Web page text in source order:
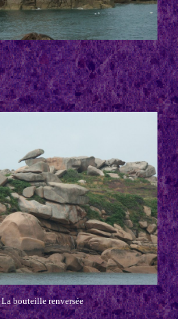
La bouteille renversée